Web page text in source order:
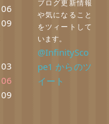
06
09
03
06
09
ブログ更新情報
や気になること
をツィートして
います。
@InfinitySco
pe1 からのツ
イート